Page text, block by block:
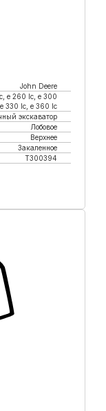
John Deere
e 260 lc, e 300
330 lc, e 360 lc
экскаватор
Лобовое
Верхнее
Закаленное
T300394